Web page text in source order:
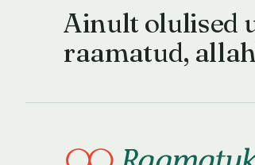
Ainult olulised
raamatud,